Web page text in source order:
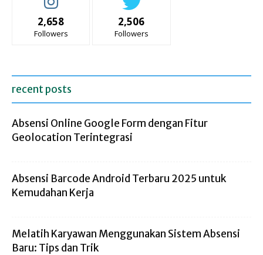
2,658
Followers
2,506
Followers
recent posts
Absensi Online Google Form dengan Fitur
Geolocation Terintegrasi
Absensi Barcode Android Terbaru 2025 untuk
Kemudahan Kerja
Melatih Karyawan Menggunakan Sistem Absensi
Baru: Tips dan Trik